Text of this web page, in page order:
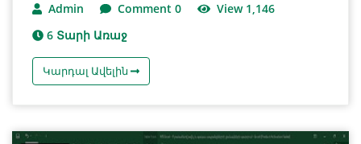
Admin Comment 0
View 1,146
6 Տարի Առաջ
Կարդալ Ավելին